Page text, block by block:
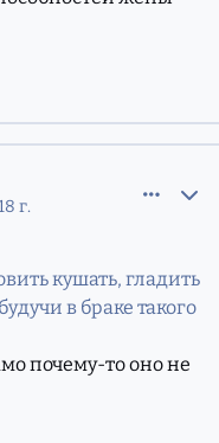
г.
кушать, гладить
в браке такого
почему-то оно не